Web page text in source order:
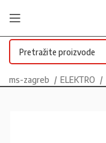
ms-zagreb ELEKTRO